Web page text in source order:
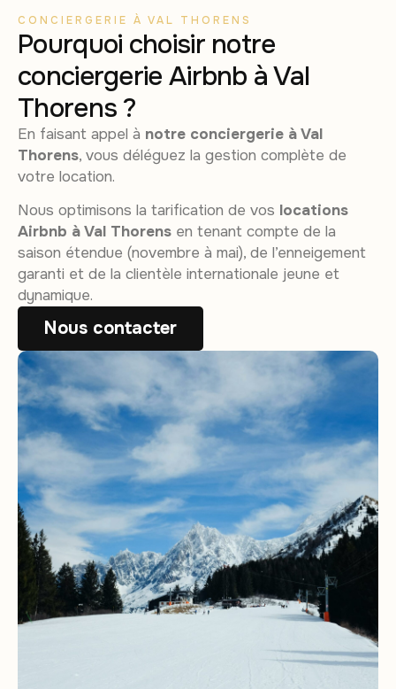
CONCIERGERIE À VAL THORENS
Pourquoi choisir notre
conciergerie Airbnb à Val
Thorens ?
En faisant appel à notre conciergerie à Val
Thorens, vous déléguez la gestion complète de
votre location.
Nous optimisons la tarification de vos locations
Airbnb à Val Thorens en tenant compte de la
saison étendue (novembre à mai), de l’enneigement
garanti et de la clientèle internationale jeune et
dynamique.
Nous contacter